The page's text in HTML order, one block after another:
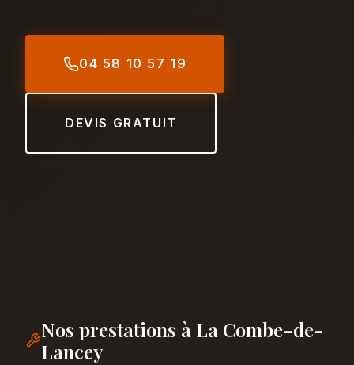
04 58 10 57 19
DEVIS GRATUIT
Nos prestations à La Combe-de-
Lancey